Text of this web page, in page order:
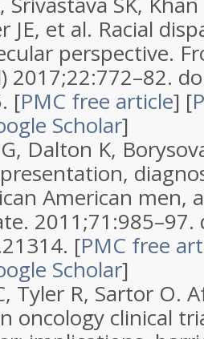
JE, et al. Racial
perspective.
2017;22:772–82.
[PMC free article] [
Scholar]
Dalton K,
American men,
2011;71:985–97.
[PMC free
Scholar]
Tyler R, Sartor O.
oncology clinical